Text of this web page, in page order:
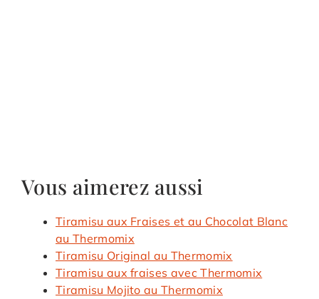
Vous aimerez aussi
Tiramisu aux Fraises et au Chocolat Blanc
au Thermomix
Tiramisu Original au Thermomix
Tiramisu aux fraises avec Thermomix
Tiramisu Mojito au Thermomix